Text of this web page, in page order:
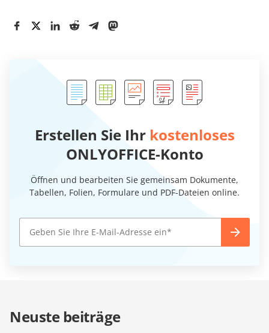
Erstellen Sie Ihr kostenloses
ONLYOFFICE-Konto
Öffnen und bearbeiten Sie gemeinsam Dokumente,
Tabellen, Folien, Formulare und PDF-Dateien online.
Neuste beiträge